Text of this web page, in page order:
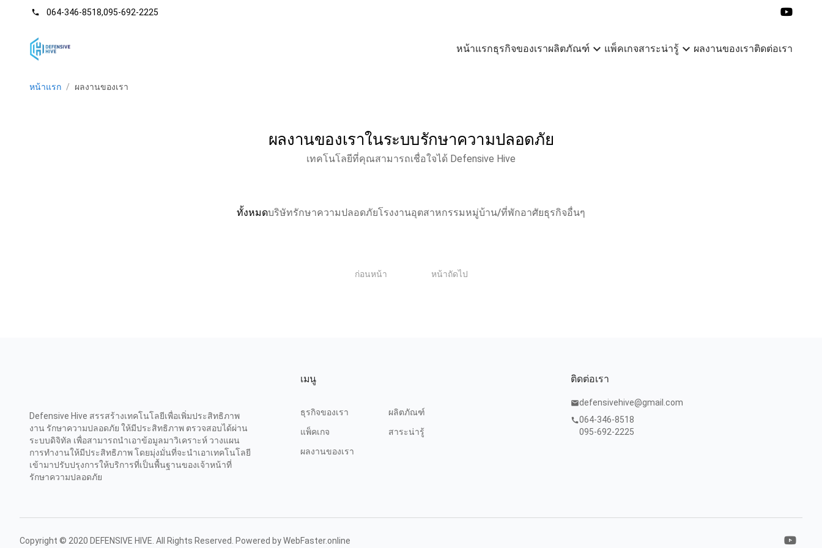
phone 064-346-8518,095-692-2225
หน้าแรกธุรกิจของเราผลิตภัณฑ์ expand_more แพ็คเกจสาระน่ารู้ expand_more ผลงานของเราติดต่อเรา
หน้าแรก / ผลงานของเรา
ผลงานของเราในระบบรักษาความปลอดภัย
เทคโนโลยีที่คุณสามารถเชื่อใจได้ Defensive Hive
ทั้งหมดบริษัทรักษาความปลอดภัยโรงงานอุตสาหกรรมหมู่บ้าน/ที่พักอาศัยธุรกิจอื่นๆ
ก่อนหน้า หน้าถัดไป
Defensive Hive สรรสร้างเทคโนโลยีเพื่อเพิ่มประสิทธิภาพ
งาน รักษาความปลอดภัย ให้มีประสิทธิภาพ ตรวจสอบได้ผ่าน
ระบบดิจิทัล เพื่อสามารถนำเอาข้อมูลมาวิเคราะห์ วางแผน
การทำงานให้มีประสิทธิภาพ โดยมุ่งมั่นที่จะนำเอาเทคโนโลยี
เข้ามาปรับปรุงการให้บริการที่เป็นพื้นฐานของเจ้าหน้าที่
รักษาความปลอดภัย
เมนู
ธุรกิจของเรา
ผลิตภัณฑ์
แพ็คเกจ
สาระน่ารู้
ผลงานของเรา
ติดต่อเรา
maildefensivehive@gmail.com
call064-346-8518
095-692-2225
Copyright © 2020 DEFENSIVE HIVE. All Rights Reserved. Powered byWebFaster.online